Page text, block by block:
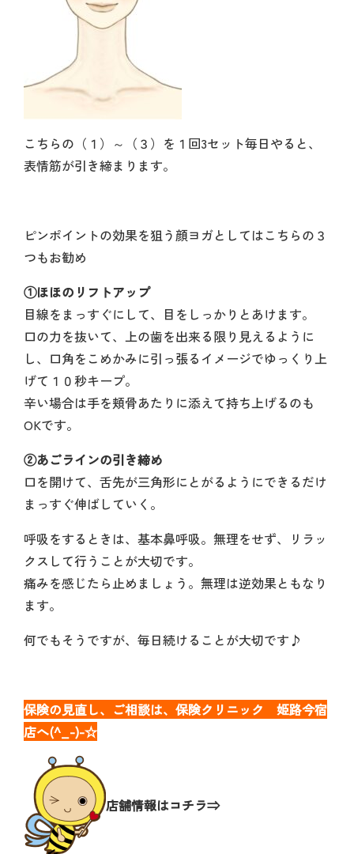
こちらの（１）～（３）を１回3セット毎日やると、
表情筋が引き締まります。
ピンポイントの効果を狙う顔ヨガとしてはこちらの３
つもお勧め
①ほほのリフトアップ
目線をまっすぐにして、目をしっかりとあけます。
口の力を抜いて、上の歯を出来る限り見えるように
し、口角をこめかみに引っ張るイメージでゆっくり上
げて１０秒キープ。
辛い場合は手を頬骨あたりに添えて持ち上げるのも
OKです。
②あごラインの引き締め
口を開けて、舌先が三角形にとがるようにできるだけ
まっすぐ伸ばしていく。
呼吸をするときは、基本鼻呼吸。無理をせず、リラッ
クスして行うことが大切です。
痛みを感じたら止めましょう。無理は逆効果ともなり
ます。
何でもそうですが、毎日続けることが大切です♪
保険の見直し、ご相談は、保険クリニック 姫路今宿
店へ(^_-)-☆
店舗情報はコチラ⇒